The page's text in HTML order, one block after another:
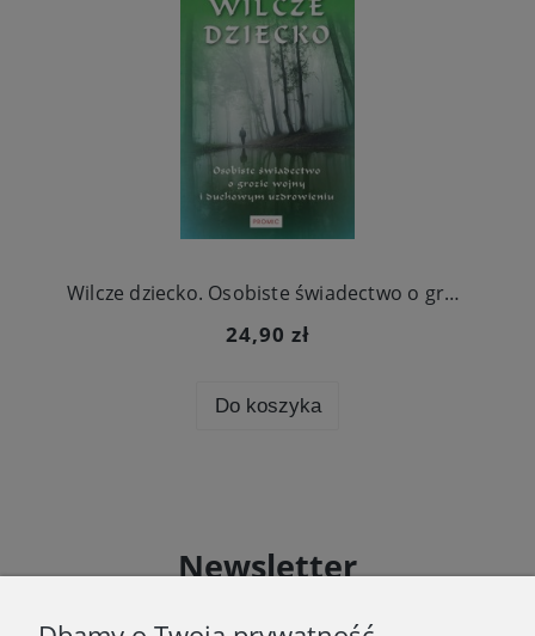
Wilcze dziecko. Osobiste świadectwo o grozie wojny i duchowym uzdrowieniu
24,90 zł
Do koszyka
Newsletter
informacje o nowościach i promocjach.